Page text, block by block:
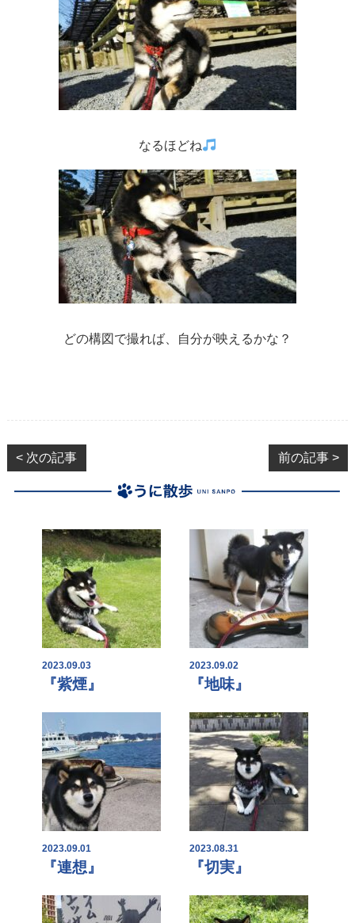
なるほどね
どの構図で撮れば、自分が映えるかな？
< 次の記事 前の記事 >
2023.09.03
『紫煙』
2023.09.02
『地味』
2023.09.01
『連想』
2023.08.31
『切実』